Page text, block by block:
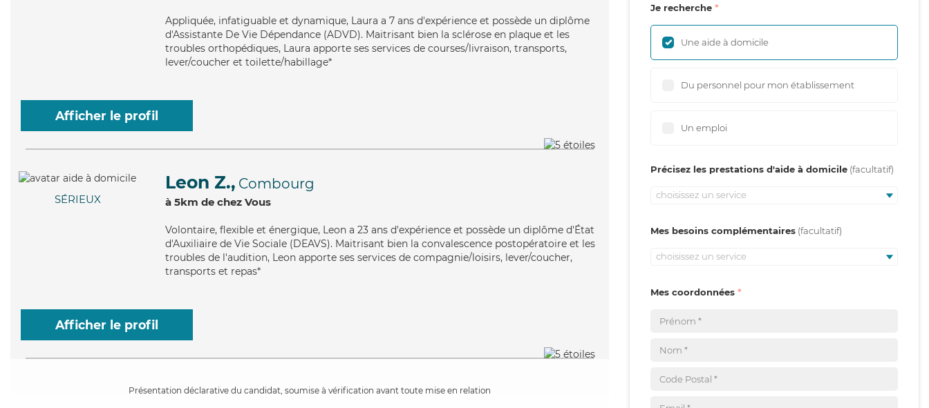
Appliquée, infatiguable et dynamique, Laura a 7 ans d'expérience et possède un diplôme
d'Assistante De Vie Dépendance (ADVD). Maitrisant bien la sclérose en plaque et les
troubles orthopédiques, Laura apporte ses services de courses/livraison, transports,
lever/coucher et toilette/habillage*
Afficher le profil
SÉRIEUX
Leon Z., Combourg
à 5km de chez Vous
Volontaire, flexible et énergique, Leon a 23 ans d'expérience et possède un diplôme d'État
d'Auxiliaire de Vie Sociale (DEAVS). Maitrisant bien la convalescence postopératoire et les
troubles de l'audition, Leon apporte ses services de compagnie/loisirs, lever/coucher,
transports et repas*
Afficher le profil
Présentation déclarative du candidat, soumise à vérification avant toute mise en relation
Je recherche
Une aide à domicile
Du personnel pour mon établissement
Un emploi
Précisez les prestations d'aide à domicile
choisissez un service
Mes besoins complémentaires
choisissez un service
Mes coordonnées